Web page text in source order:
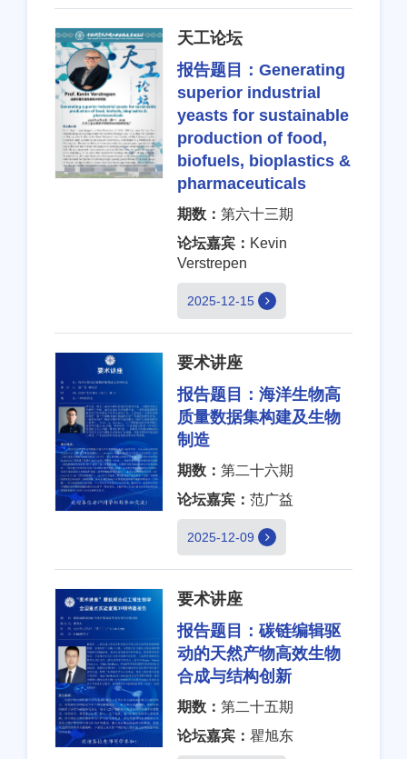
天工论坛
报告题目： Generating
superior industrial
yeasts for sustainable
production of food,
biofuels, bioplastics &
pharmaceuticals
期数： 第六十三期
论坛嘉宾： Kevin
Verstrepen
2025-12-15
要术讲座
报告题目： 海洋生物高
质量数据集构建及生物
制造
期数： 第二十六期
论坛嘉宾： 范广益
2025-12-09
要术讲座
报告题目： 碳链编辑驱
动的天然产物高效生物
合成与结构创新
期数： 第二十五期
论坛嘉宾： 瞿旭东